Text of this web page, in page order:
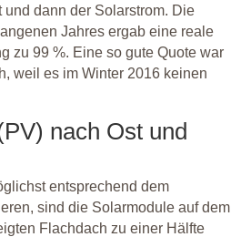
und dann der Solarstrom. Die
Jahres ergab eine reale
zu 99 %. Eine so gute Quote war
weil es im Winter 2016 keinen
nach Ost und
entsprechend dem
sind die Solarmodule auf dem
Flachdach zu einer Hälfte